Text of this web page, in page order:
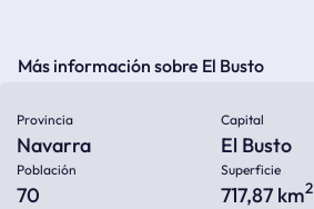
Más información sobre El Busto
Provincia
Navarra
Capital
El Busto
Población
70
Superficie
717,87 km2